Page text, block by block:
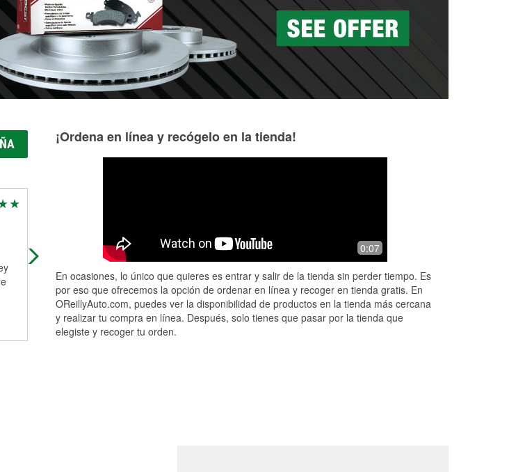
Absolutely the best trained and
friendly staff hands down. Always
manager is a top notch leader. He has
Sid,Ken...Read More
¡Ordena en línea y recógelo en la tienda!
0:07
En ocasiones, lo único que quieres es entrar y salir de la tienda sin perder tiempo. Es
por eso que ofrecemos la opción de ordenar en línea y recoger en tienda gratis. En
OReillyAuto.com, puedes ver la disponibilidad de productos en la tienda más cercana
y realizar tu compra en línea. Después, solo tienes que pasar por la tienda que
elegiste y recoger tu orden.